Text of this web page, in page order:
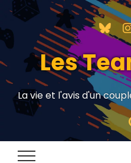
Les
La vie et l'avis d'un